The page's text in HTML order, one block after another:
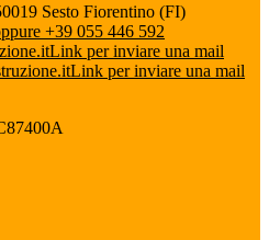
Sesto Fiorentino (FI)
+39 055 446 592
Link per inviare una mail
Link per inviare una mail